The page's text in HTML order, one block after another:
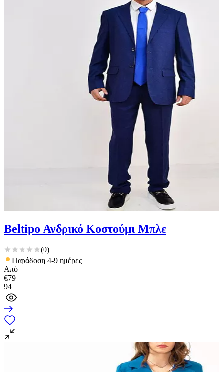
Beltipo Ανδρικό Κοστούμι Μπλε
(0)
Παράδοση 4-9 ημέρες
Από
€79
94